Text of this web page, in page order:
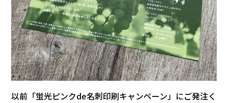
以前「蛍光ピンクde名刺印刷キャンペーン」にご発注く